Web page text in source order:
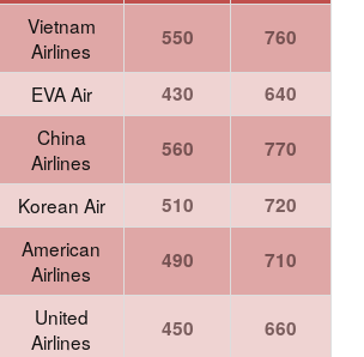
Vietnam
Airlines
550 760
EVA Air 430
640
China
Airlines
560 770
Korean Air 510
720
American
Airlines
490 710
United
Airlines
450 660